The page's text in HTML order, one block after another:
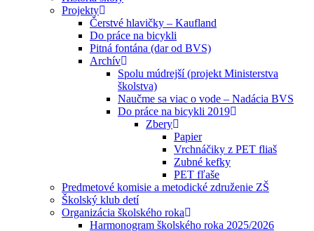
Projekty
Čerstvé hlavičky – Kaufland
Do práce na bicykli
Pitná fontána (dar od BVS)
Archív
Spolu múdrejší (projekt Ministerstva
školstva)
Naučme sa viac o vode – Nadácia BVS
Do práce na bicykli 2019
Zbery
Papier
Vrchnáčiky z PET fliaš
Zubné kefky
PET fľaše
Predmetové komisie a metodické združenie ZŠ
Školský klub detí
Organizácia školského roka
Harmonogram školského roka 2025/2026